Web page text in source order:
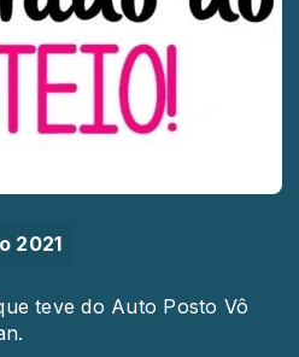
2021
teve do Auto Posto Vô